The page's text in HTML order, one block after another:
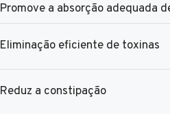
Promove a absorção adequada
Eliminação eficiente de toxinas
Reduz a constipação